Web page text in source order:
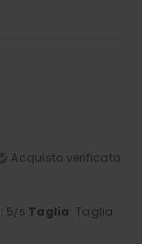
Acquisto verificato
: 5/5 Taglia: Taglia